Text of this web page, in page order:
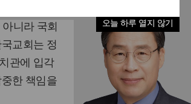
오늘 하루 열지 않기
번 선거는
니라 국회
교회는 정
관에 입각
한 책임을